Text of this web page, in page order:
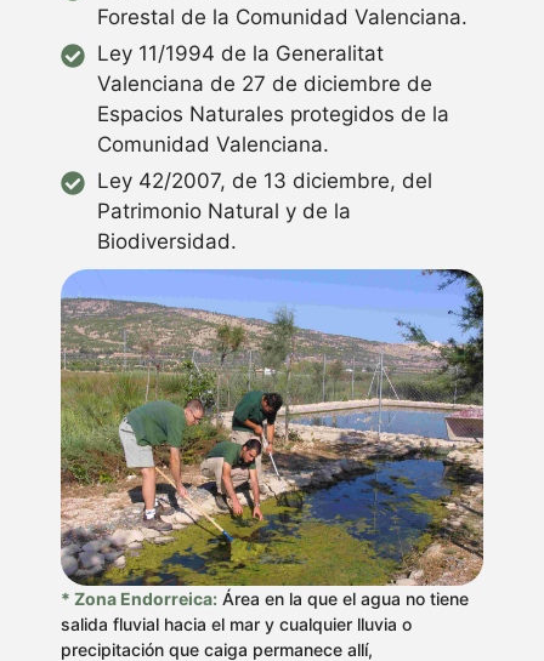
Forestal de la Comunidad Valenciana.
Ley 11/1994 de la Generalitat
Valenciana de 27 de diciembre de
Espacios Naturales protegidos de la
Comunidad Valenciana.
Ley 42/2007, de 13 diciembre, del
Patrimonio Natural y de la
Biodiversidad.
* Zona Endorreica: Área en la que el agua no tiene
salida fluvial hacia el mar y cualquier lluvia o
precipitación que caiga permanece allí,